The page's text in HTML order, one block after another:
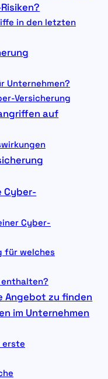
in den letzten
Unternehmen?
Versicherung
auf
Cyber-
Cyber-
für welches
enthalten?
Angebot zu finden
im Unternehmen
erste